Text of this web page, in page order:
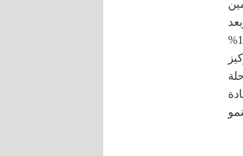
وبعد
العقد وقبل القطاف بشهر بنسبة زيت 20,27 مقارنة بقراءة الشاهد 17,17%